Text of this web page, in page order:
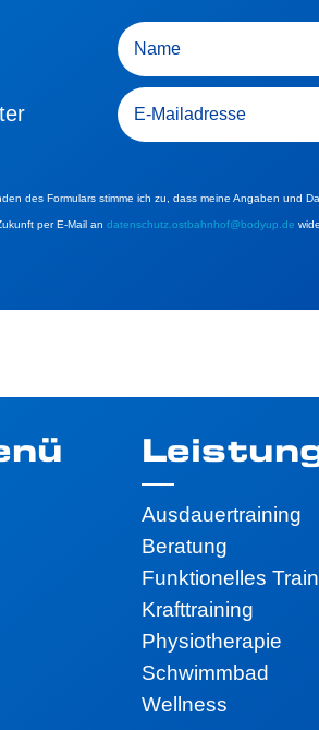
des Formulars stimme ich zu, dass meine Angaben und
per E-Mail an datenschutz.ostbahnhof@bodyup.de
Ausdauertraining
Beratung
Funktionelles
Krafttraining
Physiotherapie
Schwimmbad
Wellness